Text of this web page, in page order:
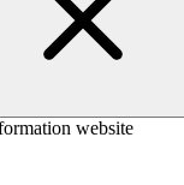
website